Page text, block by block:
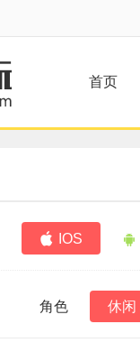
首页
IOS
角色 休闲